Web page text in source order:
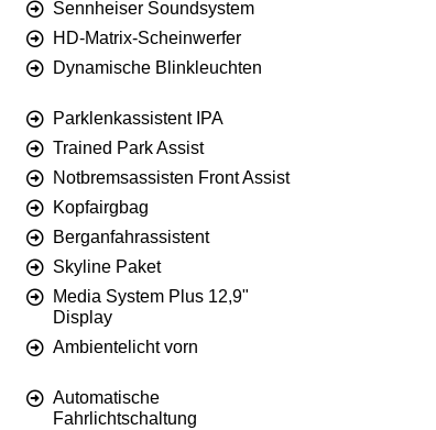
Sennheiser Soundsystem
HD-Matrix-Scheinwerfer
Dynamische Blinkleuchten
Parklenkassistent IPA
Trained Park Assist
Notbremsassisten Front Assist
Kopfairgbag
Berganfahrassistent
Skyline Paket
Media System Plus 12,9"
Display
Ambientelicht vorn
Automatische
Fahrlichtschaltung